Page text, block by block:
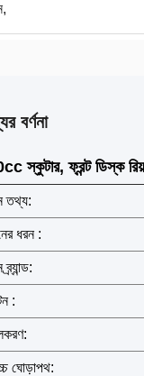
বর্ণনা
স্কুটার, ফ্রন্ট ডিস্ক
তথ্য:
ধরন :
:
ঘোড়াপথ: